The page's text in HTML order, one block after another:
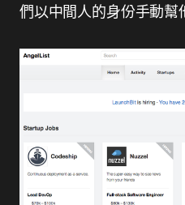
們以中間人的身份手動幫